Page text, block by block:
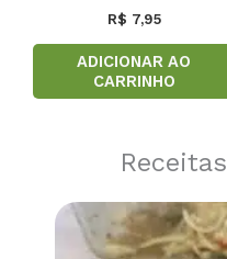
R$ 7,95
ADICIONAR AO
CARRINHO